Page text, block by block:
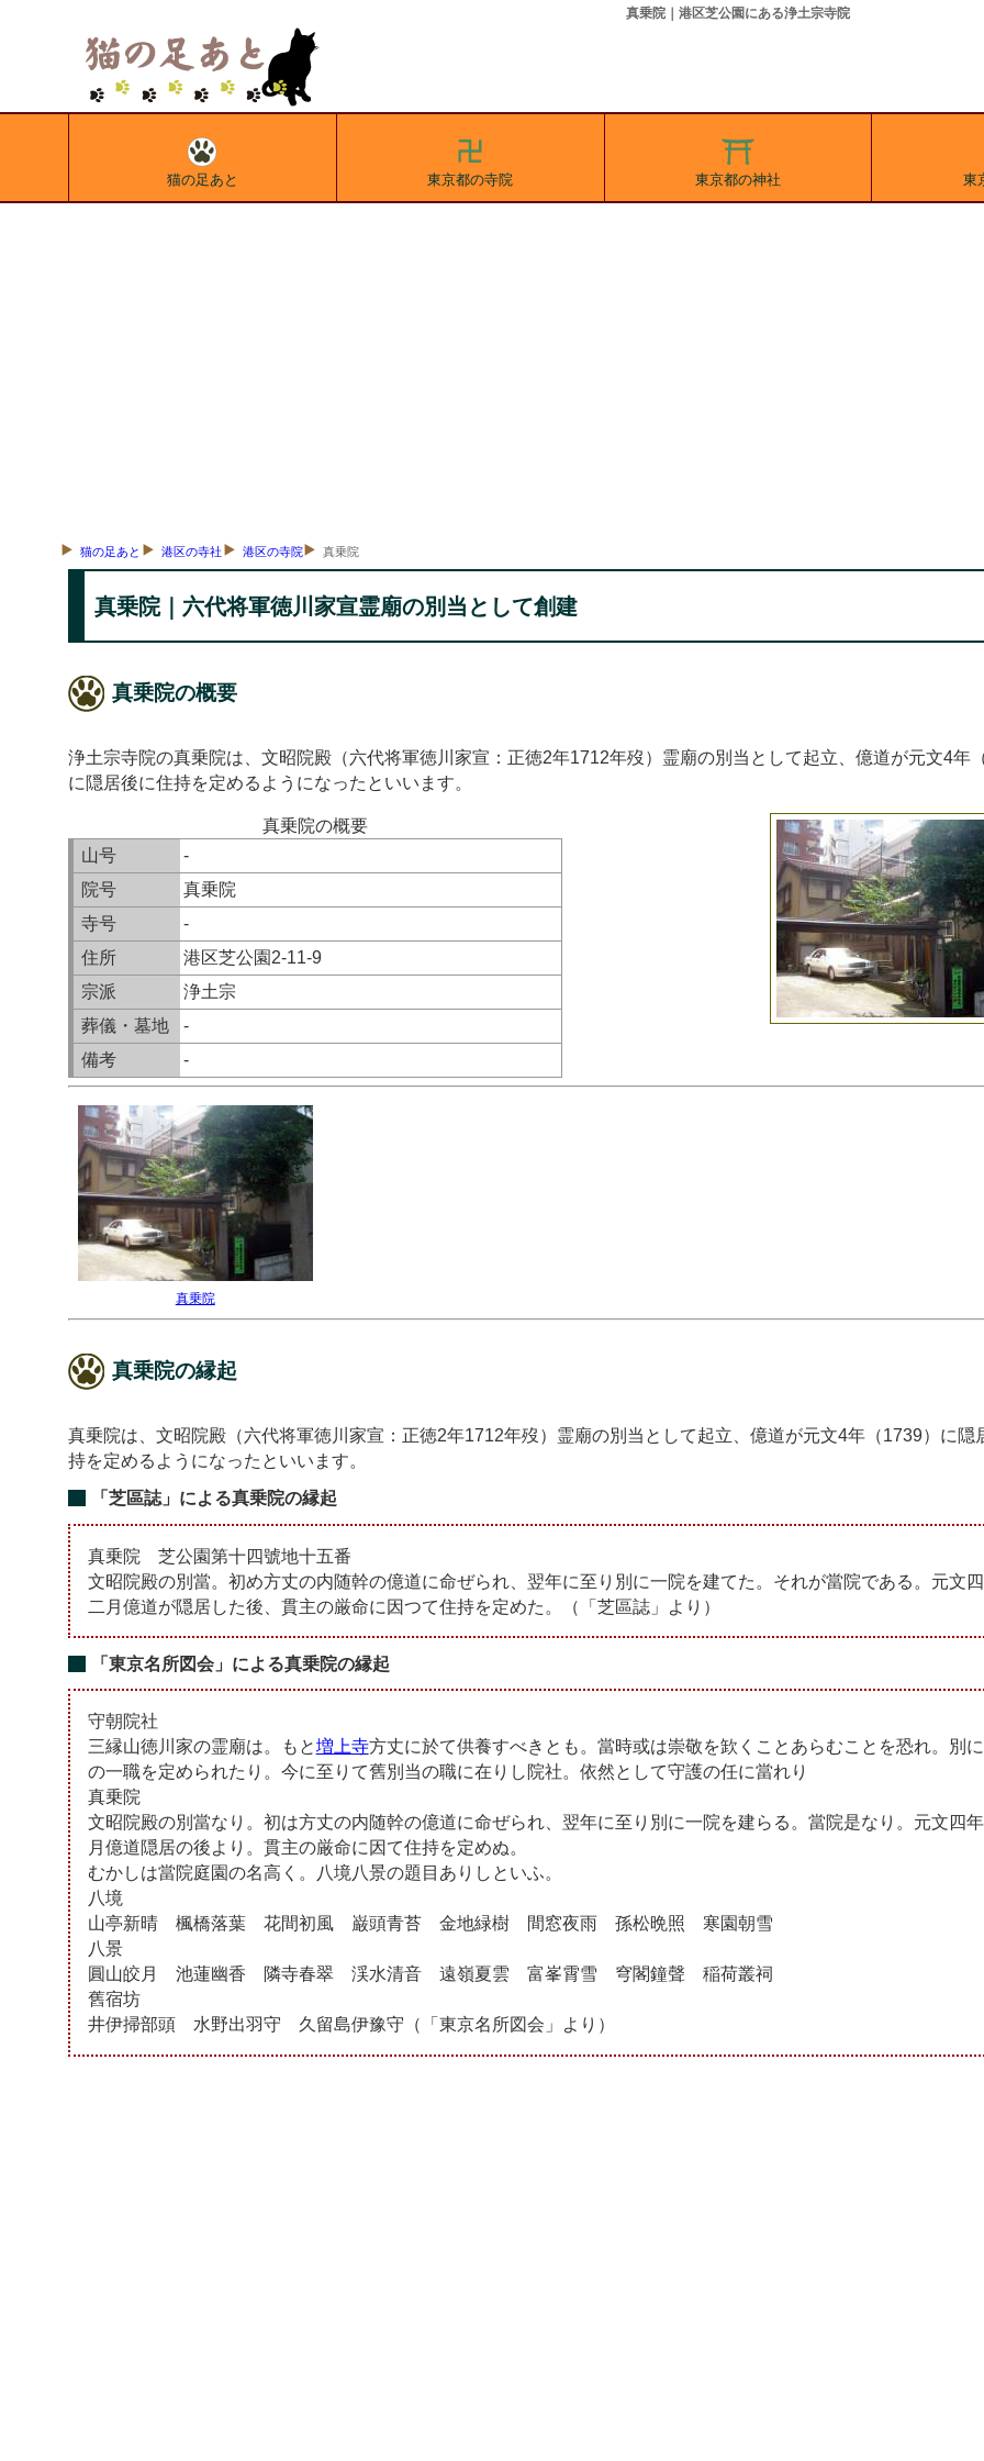
真乗院｜港区芝公園にある浄土宗寺院
猫の足あと 東京都の寺院 東京都の神社 東
猫の足あと 港区の寺社 港区の寺院 真乗院
真乗院｜六代将軍徳川家宣霊廟の別当として創建
真乗院の概要
浄土宗寺院の真乗院は、文昭院殿（六代将軍徳川家宣：正徳2年1712年歿）霊廟の別当として起立、億道が元文4年
に隠居後に住持を定めるようになったといいます。
真乗院の概要
山号
-
院号
真乗院
寺号
-
住所
港区芝公園2-11-9
宗派
浄土宗
葬儀・墓地
-
備考
-
真乗院
真乗院の縁起
真乗院は、文昭院殿（六代将軍徳川家宣：正徳2年1712年歿）霊廟の別当として起立、億道が元文4年（1739）に隠
持を定めるようになったといいます。
「芝區誌」による真乗院の縁起
真乗院 芝公園第十四號地十五番
文昭院殿の別當。初め方丈の内随幹の億道に命ぜられ、翌年に至り別に一院を建てた。それが當院である。元文
二月億道が隠居した後、貫主の厳命に因つて住持を定めた。（「芝區誌」より）
「東京名所図会」による真乗院の縁起
守朝院社
三縁山徳川家の霊廟は。もと増上寺方丈に於て供養すべきとも。當時或は崇敬を欫くことあらむことを恐れ。別
の一職を定められたり。今に至りて舊別当の職に在りし院社。依然として守護の任に當れり
真乗院
文昭院殿の別當なり。初は方丈の内随幹の億道に命ぜられ、翌年に至り別に一院を建らる。當院是なり。元文四
月億道隠居の後より。貫主の厳命に因て住持を定めぬ。
むかしは當院庭園の名高く。八境八景の題目ありしといふ。
八境
山亭新晴 楓橋落葉 花間初風 巌頭青苔 金地緑樹 間窓夜雨 孫松晩照 寒園朝雪
八景
圓山皎月 池蓮幽香 隣寺春翠 渓水清音 遠嶺夏雲 富峯霄雪 穹閣鐘聲 稲荷叢祠
舊宿坊
井伊掃部頭 水野出羽守 久留島伊豫守（「東京名所図会」より）